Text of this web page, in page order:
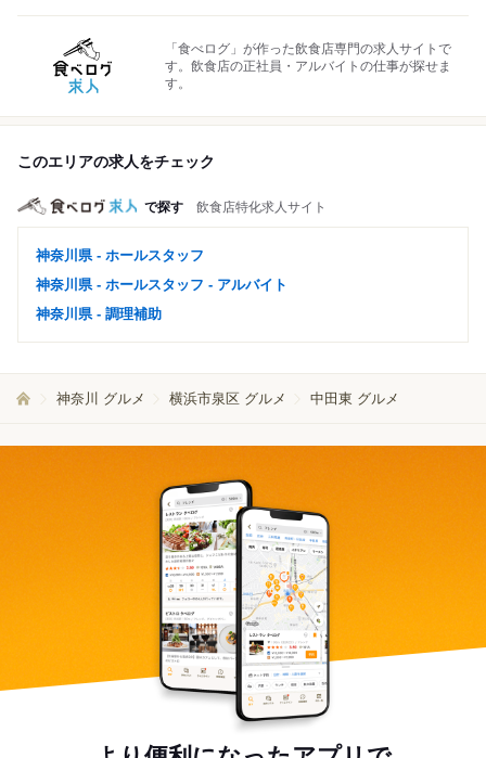
「食べログ」が作った飲食店専門の求人サイトで
す。飲食店の正社員・アルバイトの仕事が探せま
す。
このエリアの求人をチェック
で探す 飲食店特化求人サイト
神奈川県 - ホールスタッフ
神奈川県 - ホールスタッフ - アルバイト
神奈川県 - 調理補助
神奈川 グルメ 横浜市泉区 グルメ 中田東 グルメ